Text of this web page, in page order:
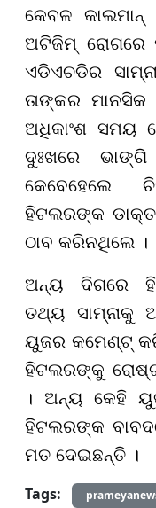
କେବଳ
ଅଟିଜିମ୍
ଏଡିଏଚଡିର
ତାଙ୍କର
ଅଧିକାଂଶ ସମୟ
ଦୁଃଖରେ
କେବେହେଲେ
ହିଟଲରଙ୍କ
ଠାବ କରିନଥିଲେ ।
ଅନ୍ୟ ଦିଗରେ
ତଥ୍ୟ ସାମ୍ନାକୁ
ୟୁଜର କମେଣ୍ଟ୍
ହିଟଲରଙ୍କୁ
। ଅନ୍ୟ କେହି
ହିଟଲରଙ୍କ
ମତ ଦେଇଛନ୍ତି ।
Tags: